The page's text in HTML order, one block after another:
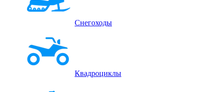
Снегоходы
Квадроциклы